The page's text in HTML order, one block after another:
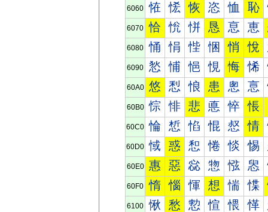
6060 恠 恡 恢 恣 恤 恥
6070 恰 恱 恲 恳 恴 恵
6080 悀 悁 悂 悃 悄 悅
6090 悐 悑 悒 悓 悔 悕
60A0 悠 悡 悢 患 悤 悥
60B0 悰 悱 悲 悳 悴 悵
60C0 惀 惁 惂 惃 惄 情
60D0 惐 惑 惒 惓 惔 惕
60E0 惠 惡 惢 惣 惤 惥
60F0 惰 惱 惲 想 惴 惵
6100 愀 愁 愂 愃 愄 愅